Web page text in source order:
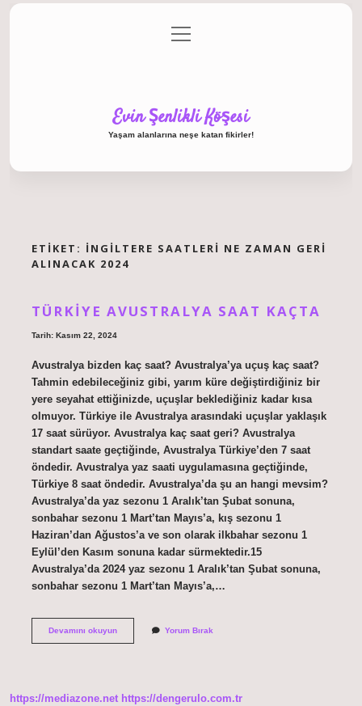
Gizlilik Politikası
menüyü
aç
Evin Şenlikli Köşesi
Yaşam alanlarına neşe katan fikirler!
ETIKET: İNGILTERE SAATLERI NE ZAMAN GERI
ALINACAK 2024
TÜRKIYE AVUSTRALYA SAAT KAÇTA
Tarih: Kasım 22, 2024
Avustralya bizden kaç saat? Avustralya’ya uçuş kaç saat?
Tahmin edebileceğiniz gibi, yarım küre değiştirdiğiniz bir
yere seyahat ettiğinizde, uçuşlar beklediğiniz kadar kısa
olmuyor. Türkiye ile Avustralya arasındaki uçuşlar yaklaşık
17 saat sürüyor. Avustralya kaç saat geri? Avustralya
standart saate geçtiğinde, Avustralya Türkiye’den 7 saat
öndedir. Avustralya yaz saati uygulamasına geçtiğinde,
Türkiye 8 saat öndedir. Avustralya’da şu an hangi mevsim?
Avustralya’da yaz sezonu 1 Aralık’tan Şubat sonuna,
sonbahar sezonu 1 Mart’tan Mayıs’a, kış sezonu 1
Haziran’dan Ağustos’a ve son olarak ilkbahar sezonu 1
Eylül’den Kasım sonuna kadar sürmektedir.15
Avustralya’da 2024 yaz sezonu 1 Aralık’tan Şubat sonuna,
sonbahar sezonu 1 Mart’tan Mayıs’a,…
Devamını okuyunTürkiye
Yorum Bırak
https://mediazone.net https://dengerulo.com.tr